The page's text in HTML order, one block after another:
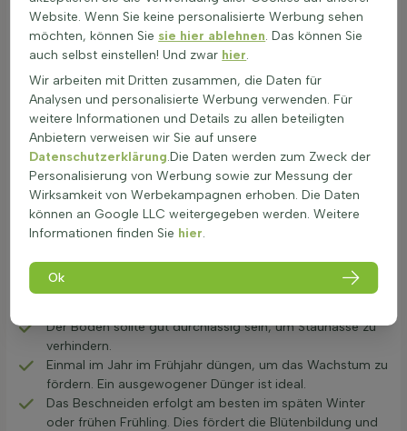
Pflanzung von orange blühenden Kletterpflanzen ist es
wichtig, das Pflanzloch ausreichend groß zu machen und die
Pflanze gut zu wässern. Nach dem Pflanzen sollte regelmäßig
gegossen werden, besonders in den ersten Wochen, um ein
gutes Anwachsen zu gewährleisten. Orange blühende Gärten
profitieren von der leuchtenden Farbe dieser Kletterpflanzen,
die in warmorange Beeten und Gärten für lebendige Akzente
sorgen.
Pflege von Orange blühende Kletterpflanzen
bei Trockenheit & Sonne
Orange blühende Kletterpflanzen sind eine wunderbare
Ergänzung für jeden Garten. Die Pflege dieser Pflanzen
Regelmäßiges Gießen ist wichtig, besonders in
trockenen Perioden. Morgens oder abends gießen, um
Der Boden sollte gut durchlässig sein, um Staunässe zu
verhindern.
Einmal im Jahr im Frühjahr düngen, um das Wachstum zu
fördern. Ein ausgewogener Dünger ist ideal.
Das Beschneiden erfolgt am besten im späten Winter
oder frühen Frühling. Dies fördert die Blütenbildung und
Website. Wenn Sie keine personalisierte Werbung sehen
möchten, können Sie sie hier ablehnen. Das können Sie
auch selbst einstellen! Und zwar hier.
Wir arbeiten mit Dritten zusammen, die Daten für
Analysen und personalisierte Werbung verwenden. Für
weitere Informationen und Details zu allen beteiligten
Anbietern verweisen wir Sie auf unsere
Datenschutzerklärung.Die Daten werden zum Zweck der
Personalisierung von Werbung sowie zur Messung der
Wirksamkeit von Werbekampagnen erhoben. Die Daten
können an Google LLC weitergegeben werden. Weitere
Informationen finden Sie hier.
Ok